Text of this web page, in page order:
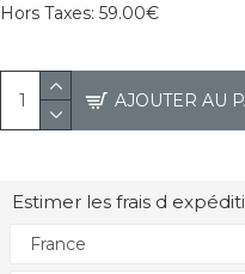
Hors Taxes: 59.00€
AJOUTER AU
Estimer les frais d